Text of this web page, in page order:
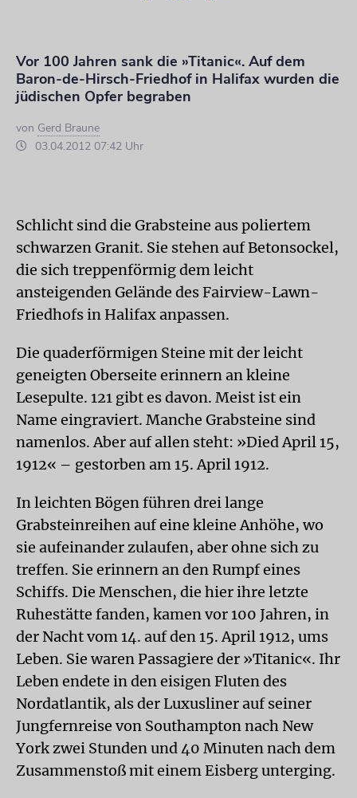
Vor 100 Jahren sank die »Titanic«. Auf dem
Baron-de-Hirsch-Friedhof in Halifax wurden die
jüdischen Opfer begraben
von Gerd Braune
03.04.2012 07:42 Uhr
Schlicht sind die Grabsteine aus poliertem
schwarzen Granit. Sie stehen auf Betonsockel,
die sich treppenförmig dem leicht
ansteigenden Gelände des Fairview-Lawn-
Friedhofs in Halifax anpassen.
Die quaderförmigen Steine mit der leicht
geneigten Oberseite erinnern an kleine
Lesepulte. 121 gibt es davon. Meist ist ein
Name eingraviert. Manche Grabsteine sind
namenlos. Aber auf allen steht: »Died April 15,
1912« – gestorben am 15. April 1912.
In leichten Bögen führen drei lange
Grabsteinreihen auf eine kleine Anhöhe, wo
sie aufeinander zulaufen, aber ohne sich zu
treffen. Sie erinnern an den Rumpf eines
Schiffs. Die Menschen, die hier ihre letzte
Ruhestätte fanden, kamen vor 100 Jahren, in
der Nacht vom 14. auf den 15. April 1912, ums
Leben. Sie waren Passagiere der »Titanic«. Ihr
Leben endete in den eisigen Fluten des
Nordatlantik, als der Luxusliner auf seiner
Jungfernreise von Southampton nach New
York zwei Stunden und 40 Minuten nach dem
Zusammenstoß mit einem Eisberg unterging.